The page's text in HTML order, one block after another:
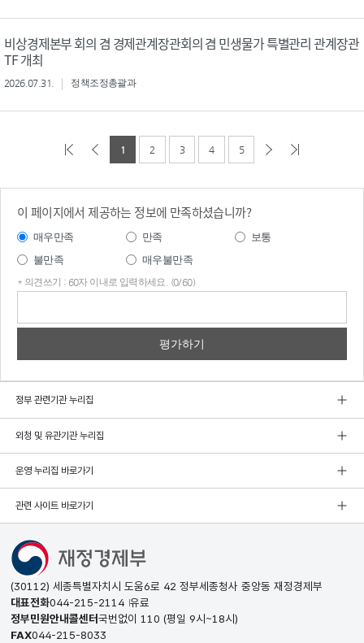
비상경제본부 회의 겸 경제관계장관회의 겸 민생물가 특별관리 관계장관
TF 개최
2026.07.31. 정책조정총괄과
1 2 3 4 5
이 페이지에서 제공하는 정보에 만족하셨습니까?
매우만족 만족
보통
불만족
매우불만족
* 의견쓰기 : 60자 이내로 입력하세요. (0/60)
정부 관련기관 누리집
외청 및 유관기관 누리집
운영 누리집 바로가기
관련 사이트 바로가기
(30112) 세종특별자치시 도움6로 42 정부세종청사 중앙동 재정경제부
대표전화044-215-2114 유료
정부민원안내콜센터국번없이 110 (평일 9시~18시)
FAX044-215-8033